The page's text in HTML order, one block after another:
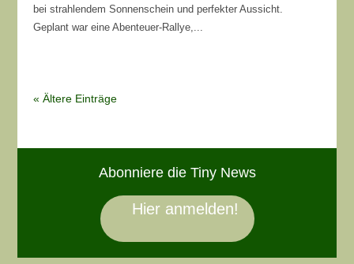
bei strahlendem Sonnenschein und perfekter Aussicht.
Geplant war eine Abenteuer-Rallye,...
« Ältere Einträge
Abonniere die Tiny News
Hier anmelden!